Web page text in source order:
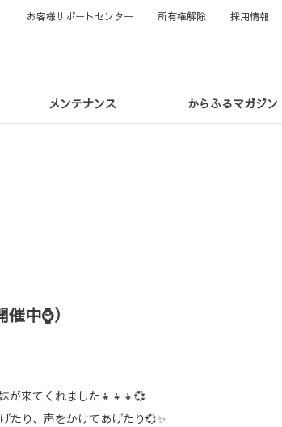
メンテナンス からふるマガジン
お客様サポートセンター 所有権解除 採用情報
中⌚）
が来てくれました👧👧👧💞
たり、声をかけてあげたり💞✨